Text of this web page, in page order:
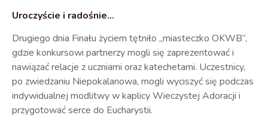
Uroczyście i radośnie…
Drugiego dnia Finału życiem tętniło „miasteczko OKWB”,
gdzie konkursowi partnerzy mogli się zaprezentować i
nawiązać relacje z uczniami oraz katechetami. Uczestnicy,
po zwiedzaniu Niepokalanowa, mogli wyciszyć się podczas
indywidualnej modlitwy w kaplicy Wieczystej Adoracji i
przygotować serce do Eucharystii.